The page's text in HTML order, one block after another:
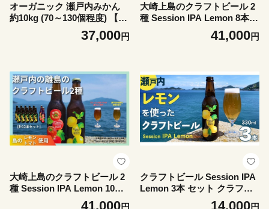
オーガニック 瀬戸内みかん
約10kg (70～130個程度) 【20
26年10月中旬～1月発送】 国
産 有機JAS認証 小玉 小玉み
無添加 送料無料 産地直送 中
原観光農園 大崎上島
37,000円
大崎上島のクラフトビール 2
種 Session IPA Lemon 8本 &
Saison Tomato 4本 [計12本
セット] MICHISHIO BREWI
シー 爽快 ビール クラフトビ
ール 瀬戸内 離島
41,000円
大崎上島のクラフトビール 2
種 Session IPA Lemon 10本
& Saison Tomato 2本 [計12
41,000
クラフトビール Session IPA
Lemon 3本 セット クラフト
ビール 地ビール 酒 お酒 レモ
14,000